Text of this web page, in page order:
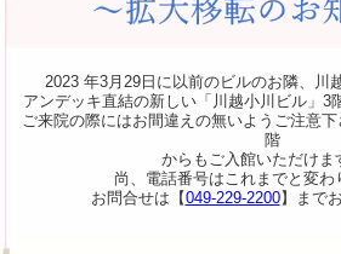
2023 年3月29日に以前のビルのお隣、川
アンデッキ直結の新しい「川越小川ビル」3
ご来院の際にはお間違えの無いようご注意
階
からもご入館いただけま
尚、電話番号はこれまでと変わ
お問合せは【049-229-2200】まで